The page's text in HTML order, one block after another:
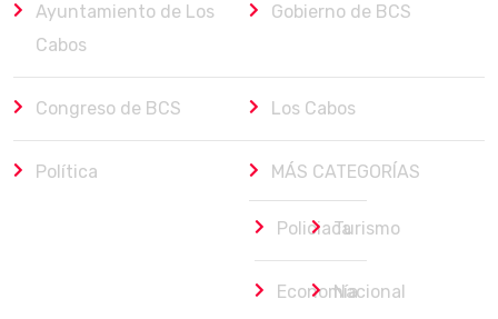
Ayuntamiento de Los
Cabos
Gobierno de BCS
Congreso de BCS Los Cabos
Política MÁS CATEGORÍAS
PoliciacaTurismo
EconomíaNacional